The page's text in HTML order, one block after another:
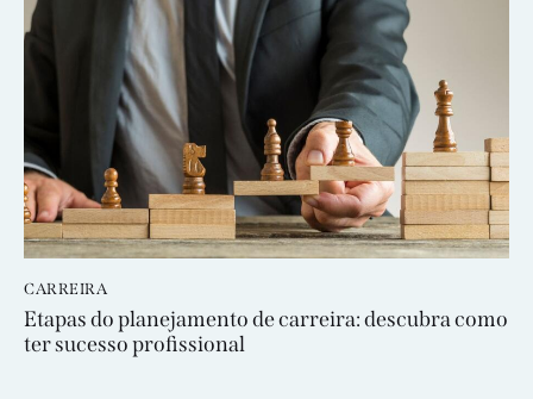
CARREIRA
Etapas do planejamento de carreira: descubra como
ter sucesso profissional